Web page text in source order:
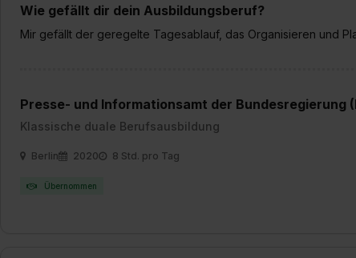
„Datenschutz-
Wie gefällt dir dein Ausbildungsberuf?
Mir gefällt der geregelte Tagesablauf, das Organisieren und
Presse- und Informationsamt der Bundesregierung
Klassische duale Berufsausbildung
Berlin 2020 8 Std. pro Tag
Übernommen